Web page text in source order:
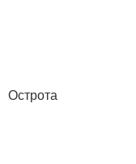
Острота